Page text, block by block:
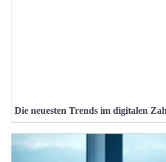
Die neuesten Trends im digitalen